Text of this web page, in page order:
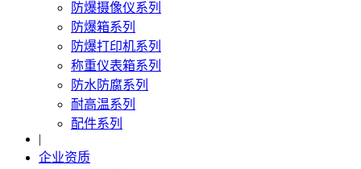
防爆摄像仪系列
防爆箱系列
防爆打印机系列
称重仪表箱系列
防水防腐系列
耐高温系列
配件系列
|
企业资质